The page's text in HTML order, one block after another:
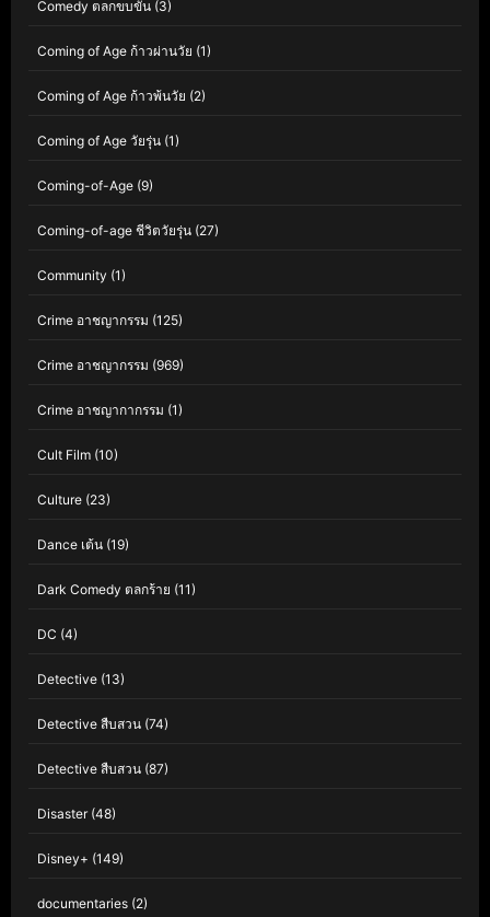
Comedy ตลกขบขัน (3)
Coming of Age ก้าวผ่านวัย (1)
Coming of Age ก้าวพ้นวัย (2)
Coming of Age วัยรุ่น (1)
Coming-of-Age (9)
Coming-of-age ชีวิตวัยรุ่น (27)
Community (1)
Crime อาชญากรรม (125)
Crime อาชญากรรม (969)
Crime อาชญากากรรม (1)
Cult Film (10)
Culture (23)
Dance เต้น (19)
Dark Comedy ตลกร้าย (11)
DC (4)
Detective (13)
Detective สืบสวน (74)
Detective สืบสวน (87)
Disaster(48)
Disney+ (149)
documentaries (2)